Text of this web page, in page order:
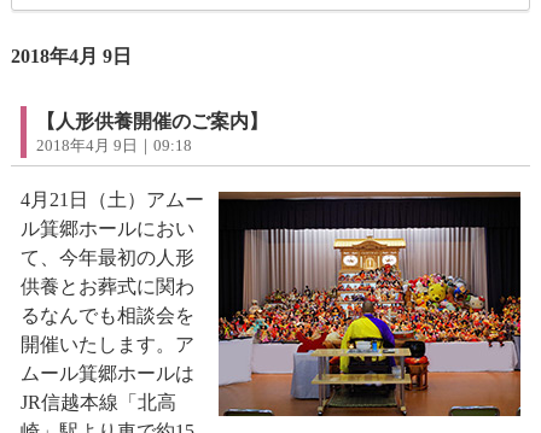
2018年4月 9日
【人形供養開催のご案内】
2018年4月 9日｜09:18
4月21日（土）アムー
ル箕郷ホールにおい
て、今年最初の人形
供養とお葬式に関わ
るなんでも相談会を
開催いたします。ア
ムール箕郷ホールは
JR信越本線「北高